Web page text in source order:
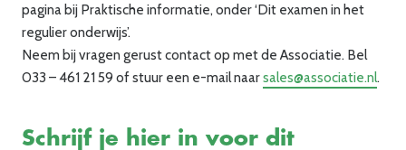
pagina bij Praktische informatie, onder ‘Dit examen in het
regulier onderwijs’.
Neem bij vragen gerust contact op met de Associatie. Bel
033 – 461 21 59 of stuur een e-mail naarsales@associatie.nl.
Schrijf je hier in voor dit